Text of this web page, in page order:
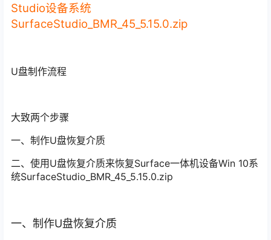
Studio设备系统
SurfaceStudio_BMR_45_5.15.0.zip
U盘制作流程
大致两个步骤
一、制作U盘恢复介质
二、使用U盘恢复介质来恢复Surface一体机设备Win 10系
统SurfaceStudio_BMR_45_5.15.0.zip
一、制作U盘恢复介质